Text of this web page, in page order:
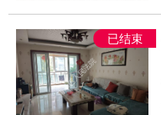
已结束